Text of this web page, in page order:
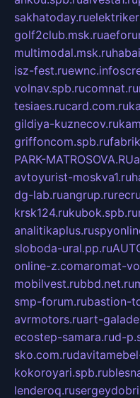
sakhatoday.ru
golf2club.msk.ru
multimodal.msk.ru
isz-fest.ruewnc.info
volnav.spb.rucomnat.ru
tesiaes.rucard.com.ru
gildiya-kuznecov.ru
griffoncom.spb.ru
PARK-MATROSOVA.RU
avtoyurist-moskva1.ru
dg-lab.ruangrup.ru
krsk124.rukubok.spb.ru
analitikaplus.ru
sloboda-ural.pp.ru
online-z.comaromat-
mobilvest.rubbd.net.ru
smp-forum.rubastion-
avrmotors.ruart-
ecostep-samara.rud-
sko.com.ru
kokoroyari.spb.ru
lenderoq.ru